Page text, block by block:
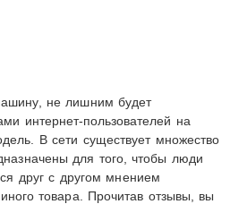
не лишним будет
интернет-пользователей на
В сети существует множество
для того, чтобы люди
друг с другом мнением
товара. Прочитав отзывы, вы